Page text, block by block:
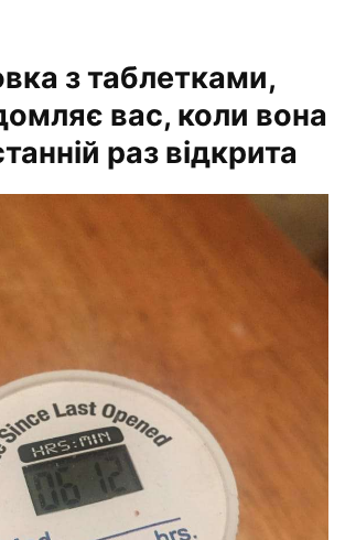
з таблетками,
вас, коли вона
раз відкрита